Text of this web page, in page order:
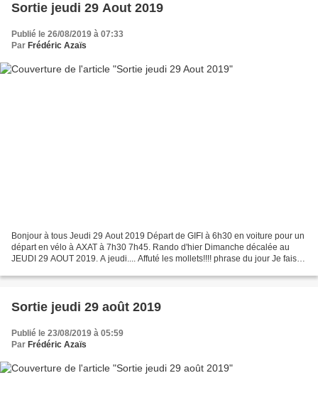
Sortie jeudi 29 Aout 2019
Publié le 26/08/2019 à 07:33
Par Frédéric Azaïs
Bonjour à tous Jeudi 29 Aout 2019 Départ de GIFI à 6h30 en voiture pour un
départ en vélo à AXAT à 7h30 7h45. Rando d'hier Dimanche décalée au
JEUDI 29 AOUT 2019. A jeudi.... Affuté les mollets!!!! phrase du jour Je fais
Sortie jeudi 29 août 2019
Publié le 23/08/2019 à 05:59
Par Frédéric Azaïs